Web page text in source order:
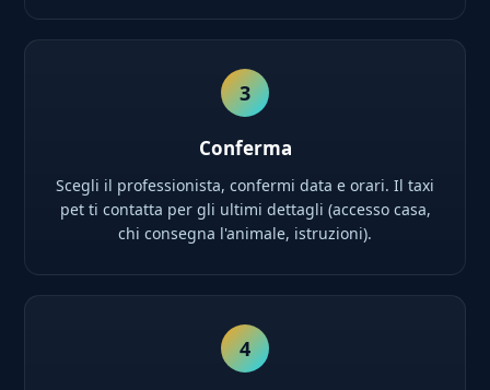
3
Conferma
Scegli il professionista, confermi data e orari. Il taxi
pet ti contatta per gli ultimi dettagli (accesso casa,
chi consegna l'animale, istruzioni).
4